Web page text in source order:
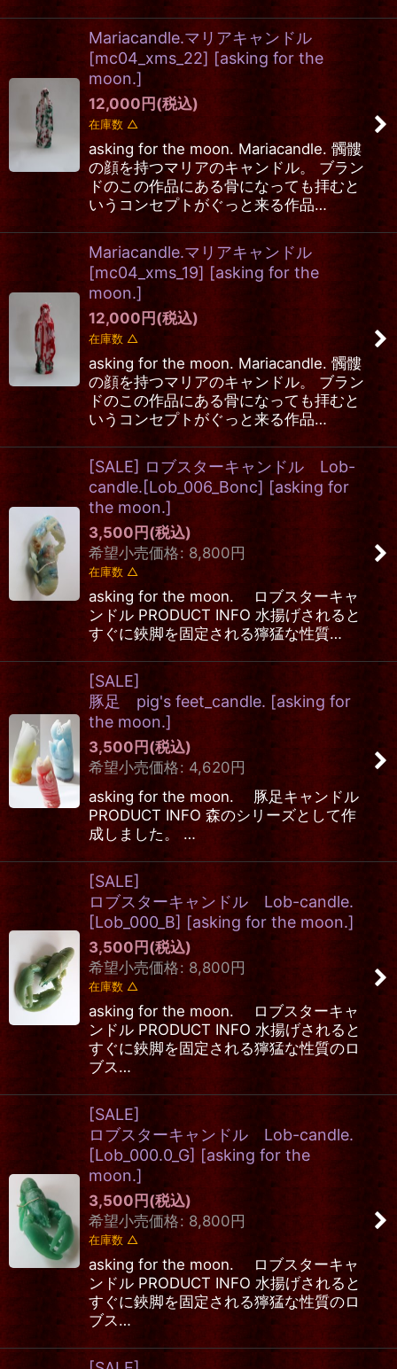
Mariacandle.マリアキャンドル
[mc04_xms_22] [asking for the
moon.]
12,000円(税込)
在庫数 △
asking for the moon. Mariacandle. 髑髏
の顔を持つマリアのキャンドル。 ブラン
ドのこの作品にある骨になっても拝むと
いうコンセプトがぐっと来る作品…
Mariacandle.マリアキャンドル
[mc04_xms_19] [asking for the
moon.]
12,000円(税込)
在庫数 △
asking for the moon. Mariacandle. 髑髏
の顔を持つマリアのキャンドル。 ブラン
ドのこの作品にある骨になっても拝むと
いうコンセプトがぐっと来る作品…
[SALE] ロブスターキャンドル Lob-
candle.[Lob_006_Bonc] [asking for
the moon.]
3,500円(税込)
希望小売価格: 8,800円
在庫数 △
asking for the moon. ロブスターキャ
ンドル PRODUCT INFO 水揚げされると
すぐに鋏脚を固定される獰猛な性質…
[SALE]
豚足 pig's feet_candle. [asking for
the moon.]
3,500円(税込)
希望小売価格: 4,620円
asking for the moon. 豚足キャンドル
PRODUCT INFO 森のシリーズとして作
成しました。 …
[SALE]
ロブスターキャンドル Lob-candle.
[Lob_000_B] [asking for the moon.]
3,500円(税込)
希望小売価格: 8,800円
在庫数 △
asking for the moon. ロブスターキャ
ンドル PRODUCT INFO 水揚げされると
すぐに鋏脚を固定される獰猛な性質のロ
ブス…
[SALE]
ロブスターキャンドル Lob-candle.
[Lob_000.0_G] [asking for the
moon.]
3,500円(税込)
希望小売価格: 8,800円
在庫数 △
asking for the moon. ロブスターキャ
ンドル PRODUCT INFO 水揚げされると
すぐに鋏脚を固定される獰猛な性質のロ
ブス…